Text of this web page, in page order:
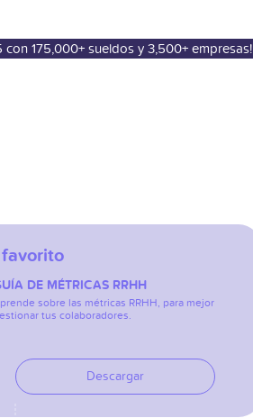
175,000+ sueldos y 3,500+ empresas!
DE MÉTRICAS RRHH
sobre las métricas RRHH, para mejor
tus colaboradores.
Descargar